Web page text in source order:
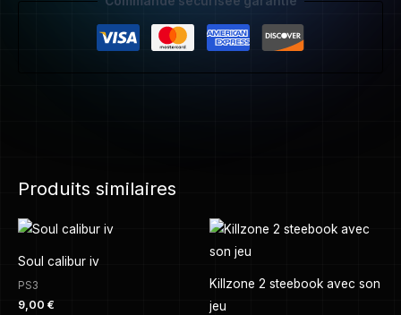
Produits similaires
Soul calibur iv
PS3
9,00 €
Killzone 2 steebook avec son
jeu